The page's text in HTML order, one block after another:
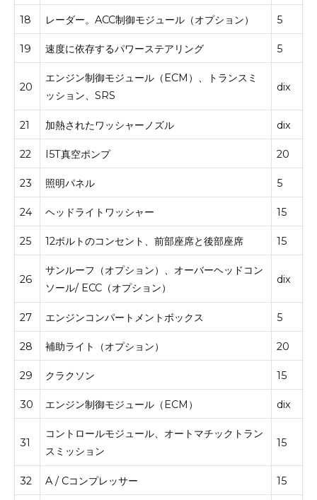
18 レーダー。ACC制御モジュール（オプション） 5
19 速度に依存するパワーステアリング 5
20
エンジン制御モジュール（ECM）、トランスミ
ッション、SRS
dix
21 加熱されたワッシャーノズル dix
22 I5T真空ポンプ 20
23 照明パネル 5
24 ヘッドライトワッシャー 15
25 12ボルトのコンセント、前部座席と後部座席 15
26
サンルーフ（オプション）、オーバーヘッドコン
ソール/ ECC（オプション）
dix
27 エンジンコンパートメントボックス 5
28 補助ライト（オプション） 20
29 クラクソン 15
30 エンジン制御モジュール（ECM） dix
31
コントロールモジュール、オートマチックトラン
スミッション
15
32 A / Cコンプレッサー 15